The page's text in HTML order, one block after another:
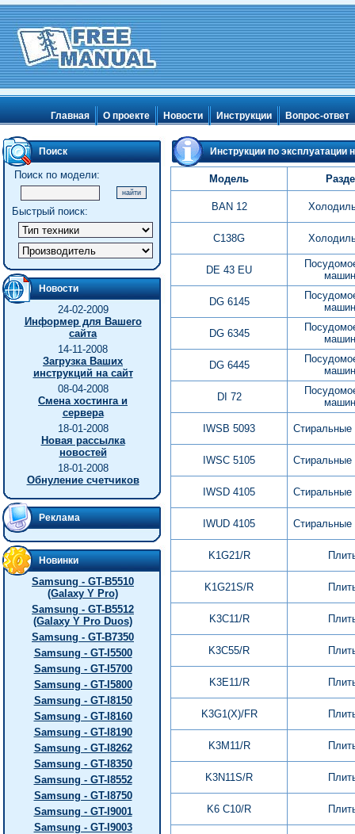
Главная О проекте Новости Инструкции Вопрос-ответ
Поиск
Поиск по модели:
Быстрый поиск:
Новости
24-02-2009
Информер для Вашего
сайта
14-11-2008
Загрузка Ваших
инструкций на сайт
08-04-2008
Смена хостинга и
сервера
18-01-2008
Новая рассылка
новостей
18-01-2008
Обнуление счетчиков
Реклама
Новинки
Samsung - GT-B5510
(Galaxy Y Pro)
Samsung - GT-B5512
(Galaxy Y Pro Duos)
Samsung - GT-B7350
Samsung - GT-I5500
Samsung - GT-I5700
Samsung - GT-I5800
Samsung - GT-I8150
Samsung - GT-I8160
Samsung - GT-I8190
Samsung - GT-I8262
Samsung - GT-I8350
Samsung - GT-I8552
Samsung - GT-I8750
Samsung - GT-I9001
Samsung - GT-I9003
Инструкции по эксплуатации
Модель
BAN 12
C138G
DE 43 EU
DG 6145
DG 6345
DG 6445
DI 72
IWSB 5093
IWSC 5105
IWSD 4105
IWUD 4105
K1G21/R
K1G21S/R
K3C11/R
K3C55/R
K3E11/R
K3G1(X)/FR
K3M11/R
K3N11S/R
K6 C10/R